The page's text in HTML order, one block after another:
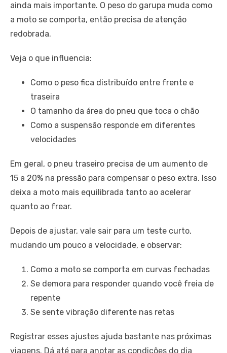
ainda mais importante. O peso do garupa muda como
a moto se comporta, então precisa de atenção
redobrada.
Veja o que influencia:
Como o peso fica distribuído entre frente e
traseira
O tamanho da área do pneu que toca o chão
Como a suspensão responde em diferentes
velocidades
Em geral, o pneu traseiro precisa de um aumento de
15 a 20% na pressão para compensar o peso extra. Isso
deixa a moto mais equilibrada tanto ao acelerar
quanto ao frear.
Depois de ajustar, vale sair para um teste curto,
mudando um pouco a velocidade, e observar:
Como a moto se comporta em curvas fechadas
Se demora para responder quando você freia de
repente
Se sente vibração diferente nas retas
Registrar esses ajustes ajuda bastante nas próximas
viagens. Dá até para anotar as condições do dia